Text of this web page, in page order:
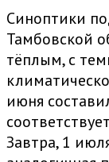
Синоптики
Тамбовской
тёплым, с
июня
Завтра, 1